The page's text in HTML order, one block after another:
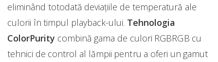
eliminând totodată deviațiile de temperatură ale
culorii în timpul playback-ului. Tehnologia
ColorPurity combină gama de culori RGBRGB cu
tehnici de control al lămpii pentru a oferi un gamut